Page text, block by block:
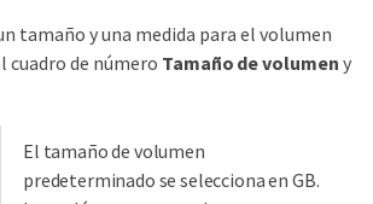
tamaño y una medida para el volumen
cuadro de número Tamaño de volumen y
El tamaño de volumen
predeterminado se selecciona en GB.